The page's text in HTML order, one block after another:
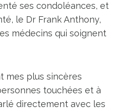
ses condoléances, et
le Dr Frank Anthony,
médecins qui soignent
mes plus sincères
touchées et à
directement avec les